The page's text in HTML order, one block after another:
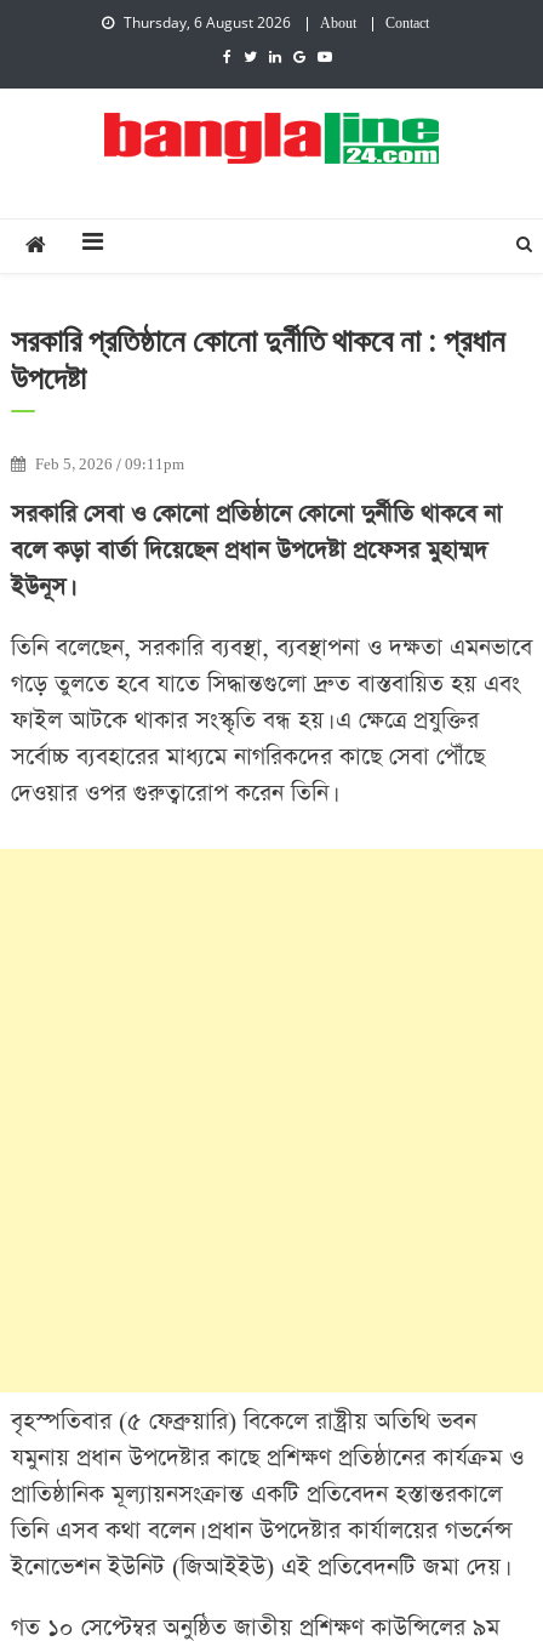
Thursday, 6 August 2026 About Contact
সরকারি প্রতিষ্ঠানে কোনো দুর্নীতি থাকবে না : প্রধান
উপদেষ্টা
Feb 5, 2026 / 09:11pm
সরকারি সেবা ও কোনো প্রতিষ্ঠানে কোনো দুর্নীতি থাকবে না
বলে কড়া বার্তা দিয়েছেন প্রধান উপদেষ্টা প্রফেসর মুহাম্মদ
ইউনূস।
তিনি বলেছেন, সরকারি ব্যবস্থা, ব্যবস্থাপনা ও দক্ষতা এমনভাবে
গড়ে তুলতে হবে যাতে সিদ্ধান্তগুলো দ্রুত বাস্তবায়িত হয় এবং
ফাইল আটকে থাকার সংস্কৃতি বন্ধ হয়। এ ক্ষেত্রে প্রযুক্তির
সর্বোচ্চ ব্যবহারের মাধ্যমে নাগরিকদের কাছে সেবা পৌঁছে
দেওয়ার ওপর গুরুত্বারোপ করেন তিনি।
বৃহস্পতিবার (৫ ফেব্রুয়ারি) বিকেলে রাষ্ট্রীয় অতিথি ভবন
যমুনায় প্রধান উপদেষ্টার কাছে প্রশিক্ষণ প্রতিষ্ঠানের কার্যক্রম ও
প্রাতিষ্ঠানিক মূল্যায়নসংক্রান্ত একটি প্রতিবেদন হস্তান্তরকালে
তিনি এসব কথা বলেন। প্রধান উপদেষ্টার কার্যালয়ের গভর্নেন্স
ইনোভেশন ইউনিট (জিআইইউ) এই প্রতিবেদনটি জমা দেয়।
গত ১০ সেপ্টেম্বর অনুষ্ঠিত জাতীয় প্রশিক্ষণ কাউন্সিলের ৯ম